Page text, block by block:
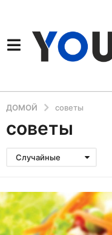
ДОМОЙ советы
советы
Случайные